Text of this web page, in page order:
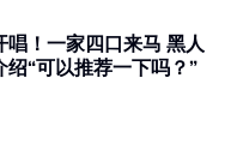
！一家四口来马 黑人
绍“可以推荐一下吗？”